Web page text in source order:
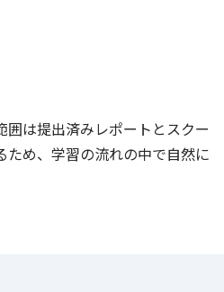
囲は提出済みレポートとスクー
ため、学習の流れの中で自然に